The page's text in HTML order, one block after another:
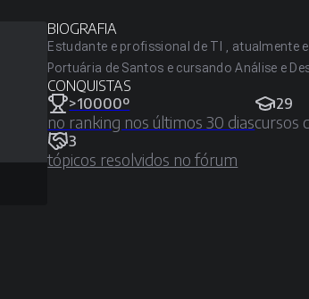
BIOGRAFIA
Estudante e profissional de TI , atualmente
Portuária de Santos e cursando Análise e
CONQUISTAS
>10000º
no ranking nos últimos 30 dias
29
cursos
3
tópicos resolvidos no fórum